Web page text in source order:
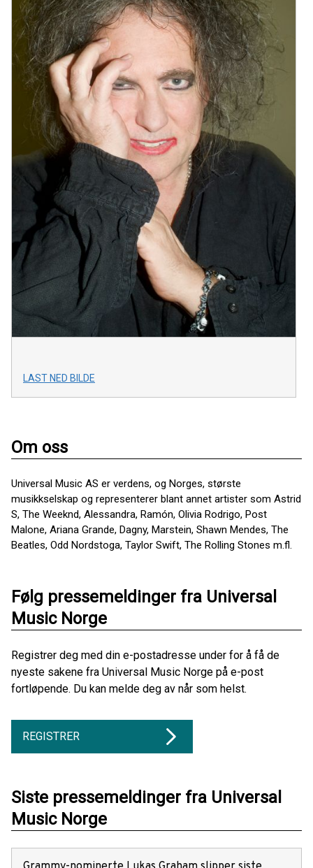
LAST NED BILDE
Om oss
Universal Music AS er verdens, og Norges, største
musikkselskap og representerer blant annet artister som Astrid
S, The Weeknd, Alessandra, Ramón, Olivia Rodrigo, Post
Malone, Ariana Grande, Dagny, Marstein, Shawn Mendes, The
Beatles, Odd Nordstoga, Taylor Swift, The Rolling Stones m.fl.
Følg pressemeldinger fra Universal
Music Norge
Registrer deg med din e-postadresse under for å få de
nyeste sakene fra Universal Music Norge på e-post
fortløpende. Du kan melde deg av når som helst.
REGISTRER
Siste pressemeldinger fra Universal
Music Norge